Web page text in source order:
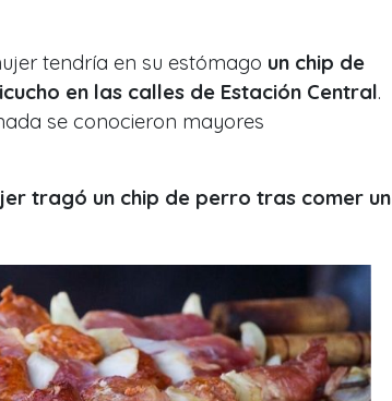
tendría en su estómago un chip de
en las calles de Estación Central.
se conocieron mayores
tragó un chip de perro tras comer un